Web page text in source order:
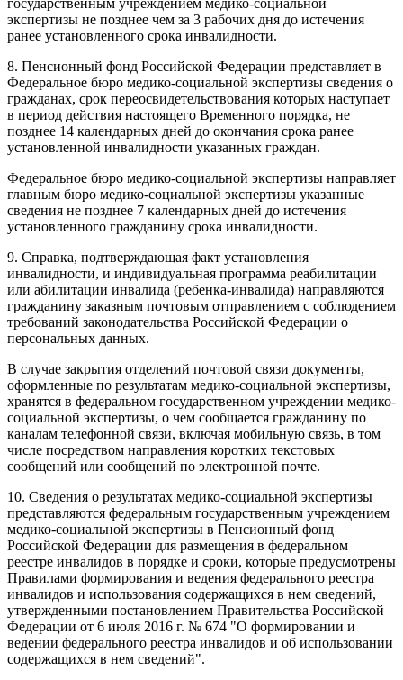
государственным учреждением медико-социальной
экспертизы не позднее чем за 3 рабочих дня до истечения
ранее установленного срока инвалидности.
8. Пенсионный фонд Российской Федерации представляет в
Федеральное бюро медико-социальной экспертизы сведения о
гражданах, срок переосвидетельствования которых наступает
в период действия настоящего Временного порядка, не
позднее 14 календарных дней до окончания срока ранее
установленной инвалидности указанных граждан.
Федеральное бюро медико-социальной экспертизы направляет
главным бюро медико-социальной экспертизы указанные
сведения не позднее 7 календарных дней до истечения
установленного гражданину срока инвалидности.
9. Справка, подтверждающая факт установления
инвалидности, и индивидуальная программа реабилитации
или абилитации инвалида (ребенка-инвалида) направляются
гражданину заказным почтовым отправлением с соблюдением
требований законодательства Российской Федерации о
персональных данных.
В случае закрытия отделений почтовой связи документы,
оформленные по результатам медико-социальной экспертизы,
хранятся в федеральном государственном учреждении медико-
социальной экспертизы, о чем сообщается гражданину по
каналам телефонной связи, включая мобильную связь, в том
числе посредством направления коротких текстовых
сообщений или сообщений по электронной почте.
10. Сведения о результатах медико-социальной экспертизы
представляются федеральным государственным учреждением
медико-социальной экспертизы в Пенсионный фонд
Российской Федерации для размещения в федеральном
реестре инвалидов в порядке и сроки, которые предусмотрены
Правилами формирования и ведения федерального реестра
инвалидов и использования содержащихся в нем сведений,
утвержденными постановлением Правительства Российской
Федерации от 6 июля 2016 г. № 674 "О формировании и
ведении федерального реестра инвалидов и об использовании
содержащихся в нем сведений".